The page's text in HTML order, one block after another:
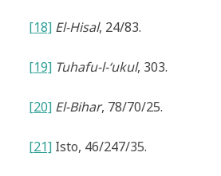
[18] El-Hisal, 24/83.
[19] Tuhafu-l-‘ukul, 303.
[20] El-Bihar, 78/70/25.
[21]Isto, 46/247/35.